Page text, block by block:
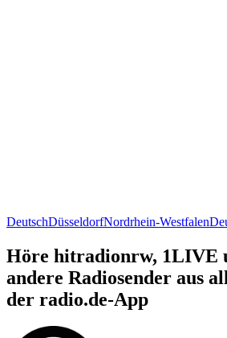
DeutschDüsseldorfNordrhein-Westfalen
Höre hitradionrw, 1LIVE
andere Radiosender aus
der radio.de-App